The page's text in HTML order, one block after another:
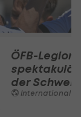
ÖFB-
der Schweiz
International